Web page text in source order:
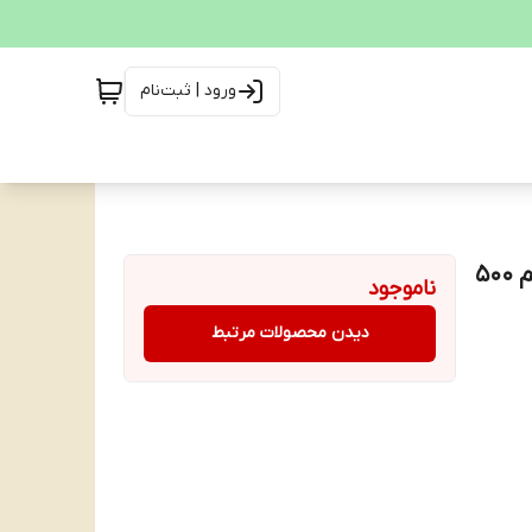
ورود | ثبت‌نام
نوشیدنی انرژی زا مانستر اولترا فیستا انبه بدون شکر حجم ۵۰۰
ناموجود
دیدن محصولات مرتبط